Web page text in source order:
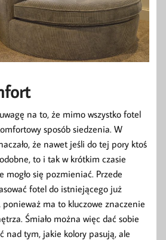
na to, że mimo wszystko fotel
sposób siedzenia. W
że nawet jeśli do tej pory ktoś
to i tak w krótkim czasie
mogło się pozmieniać. Przede
fotel do istniejącego już
ma to kluczowe znaczenie
Śmiało można więc dać sobie
nad tym, jakie kolory pasują, ale